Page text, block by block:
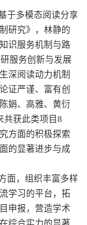
多模态阅读分享
研究》，林静的
识服务机制与路
服务创新与发展
深阅读动力机制
证严谨、富有创
娟、高雅、黄衍
共获此类项目8
方面的积极探索
的显著进步与成
，组织丰富多样
学习的平台，拓
申报，营造学术
综合实力的显著